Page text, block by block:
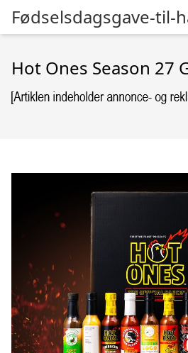
Fødselsdagsgave-til-
Hot Ones Season 27